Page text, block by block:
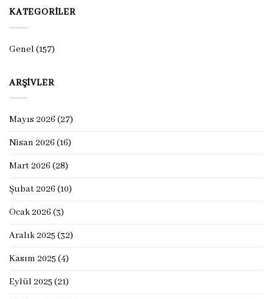
KATEGORILER
Genel(157)
ARŞIVLER
Mayıs 2026 (27)
Nisan 2026 (16)
Mart 2026 (28)
Şubat 2026 (10)
Ocak 2026 (3)
Aralık 2025 (32)
Kasım 2025 (4)
Eylül 2025 (21)